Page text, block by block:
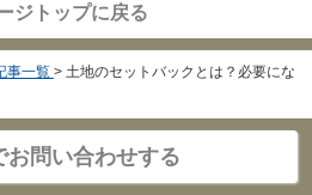
ジトップに戻る
事一覧 > 土地のセットバックとは？必要にな
お問い合わせする